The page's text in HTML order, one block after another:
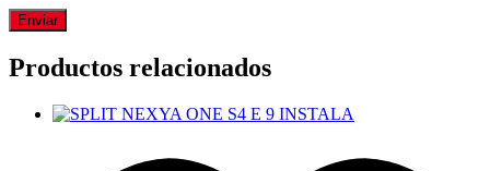
Productos relacionados